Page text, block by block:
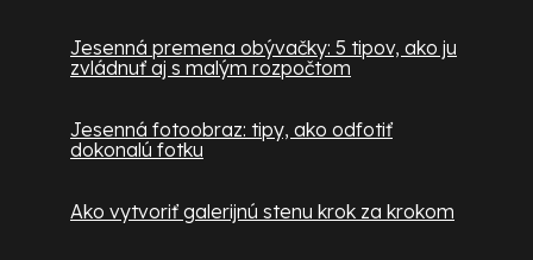
Jesenná premena obývačky: 5 tipov, ako ju
zvládnuť aj s malým rozpočtom
Jesenná fotoobraz: tipy, ako odfotiť
dokonalú fotku
Ako vytvoriť galerijnú stenu krok za krokom